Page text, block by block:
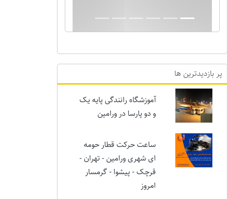
بارش برف نیم متری در ورامین! خدایا دیگر
پر بازدیدترین ها
و دو پارسا در ورامین
ساعت حرکت قطار حومه
ای شهری ورامین - تهران -